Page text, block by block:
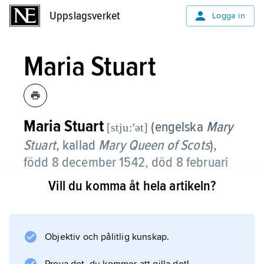
Uppslagsverket Logga in
Maria Stuart
Maria Stuart [stju:ʹət] (engelska Mary
Stuart, kallad Mary Queen of Scots),
född 8 december 1542, död 8 februari
1587, drottning av Skottland 1542–67
Maria Stuart blev drottning av Skottland vid
faderns död, några dagar efter sin födelse.
Vill du komma åt hela artikeln?
Objektiv och pålitlig kunskap.